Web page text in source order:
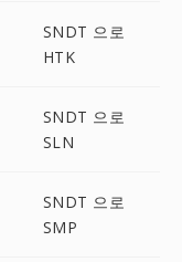
SNDT 으로
HTK
SNDT 으로
SLN
SNDT 으로
SMP